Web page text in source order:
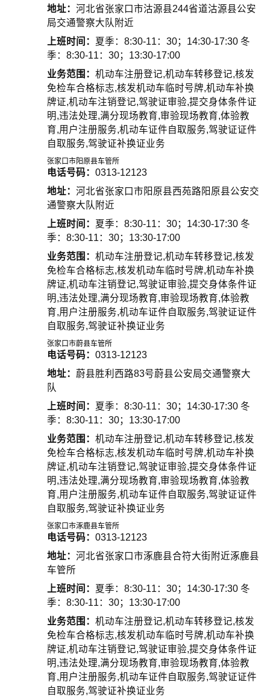
地址： 河北省张家口市沽源县244省道沽源县公安
局交通警察大队附近
上班时间： 夏季：8:30-11：30；14:30-17:30 冬
季：8:30-11：30；13:30-17:00
业务范围： 机动车注册登记,机动车转移登记,核发
免检车合格标志,核发机动车临时号牌,机动车补换
牌证,机动车注销登记,驾驶证审验,提交身体条件证
明,违法处理,满分现场教育,审验现场教育,体验教
育,用户注册服务,机动车证件自取服务,驾驶证证件
自取服务,驾驶证补换证业务
张家口市阳原县车管所
电话号码： 0313-12123
地址： 河北省张家口市阳原县西苑路阳原县公安交
通警察大队附近
上班时间： 夏季：8:30-11：30；14:30-17:30 冬
季：8:30-11：30；13:30-17:00
业务范围： 机动车注册登记,机动车转移登记,核发
免检车合格标志,核发机动车临时号牌,机动车补换
牌证,机动车注销登记,驾驶证审验,提交身体条件证
明,违法处理,满分现场教育,审验现场教育,体验教
育,用户注册服务,机动车证件自取服务,驾驶证证件
自取服务,驾驶证补换证业务
张家口市蔚县车管所
电话号码： 0313-12123
地址： 蔚县胜利西路83号蔚县公安局交通警察大
队
上班时间： 夏季：8:30-11：30；14:30-17:30 冬
季：8:30-11：30；13:30-17:00
业务范围： 机动车注册登记,机动车转移登记,核发
免检车合格标志,核发机动车临时号牌,机动车补换
牌证,机动车注销登记,驾驶证审验,提交身体条件证
明,违法处理,满分现场教育,审验现场教育,体验教
育,用户注册服务,机动车证件自取服务,驾驶证证件
自取服务,驾驶证补换证业务
张家口市涿鹿县车管所
电话号码： 0313-12123
地址： 河北省张家口市涿鹿县合符大街附近涿鹿县
车管所
上班时间： 夏季：8:30-11：30；14:30-17:30 冬
季：8:30-11：30；13:30-17:00
业务范围： 机动车注册登记,机动车转移登记,核发
免检车合格标志,核发机动车临时号牌,机动车补换
牌证,机动车注销登记,驾驶证审验,提交身体条件证
明,违法处理,满分现场教育,审验现场教育,体验教
育,用户注册服务,机动车证件自取服务,驾驶证证件
自取服务,驾驶证补换证业务